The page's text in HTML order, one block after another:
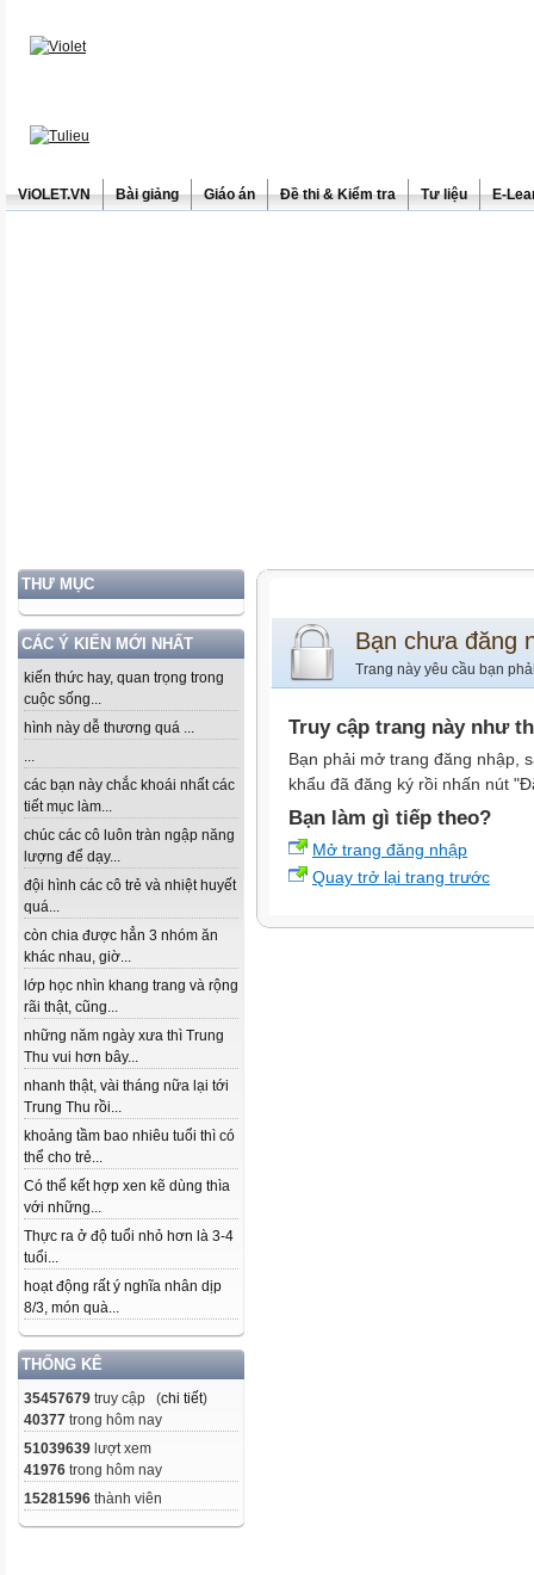
ViOLET.VN Bài giảng Giáo án Đề thi & Kiểm tra Tư liệu E-
THƯ MỤC
CÁC Ý KIẾN MỚI NHẤT
kiến thức hay, quan trọng trong
cuộc sống...
hình này dễ thương quá ...
...
các bạn này chắc khoái nhất các
tiết mục làm...
chúc các cô luôn tràn ngập năng
lượng để dạy...
đội hình các cô trẻ và nhiệt huyết
quá...
còn chia được hẳn 3 nhóm ăn
khác nhau, giờ...
lớp học nhìn khang trang và rộng
rãi thật, cũng...
những năm ngày xưa thì Trung
Thu vui hơn bây...
nhanh thật, vài tháng nữa lại tới
Trung Thu rồi...
khoảng tầm bao nhiêu tuổi thì có
thể cho trẻ...
Có thể kết hợp xen kẽ dùng thìa
với những...
Thực ra ở độ tuổi nhỏ hơn là 3-4
tuổi...
hoạt động rất ý nghĩa nhân dịp
8/3, món quà...
THỐNG KÊ
35457679 truy cập (chi tiết)
40377 trong hôm nay
51039639 lượt xem
41976 trong hôm nay
15281596 thành viên
Bạn chưa đăng
Trang này yêu cầu bạn
Truy cập trang này như
Bạn phải mở trang đăng nhập,
khẩu đã đăng ký rồi nhấn nút
Bạn làm gì tiếp theo?
Mở trang đăng nhập
Quay trở lại trang trước